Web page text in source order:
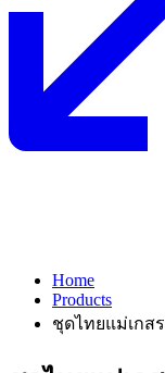
Home
Products
ชุดไทยแม่เกส